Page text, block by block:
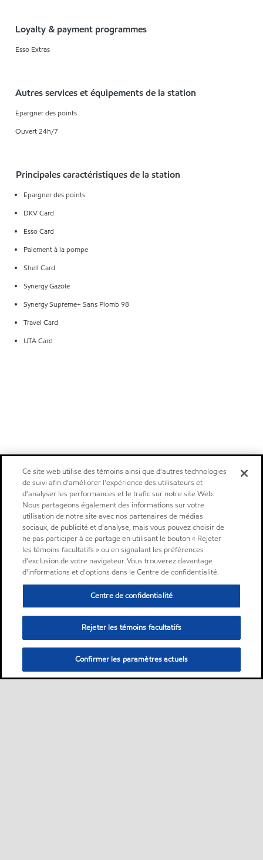
Loyalty & payment programmes
Esso Extras
Autres services et équipements de la station
Epargner des points
Ouvert 24h/7
Principales caractéristiques de la station
Epargner des points
DKV Card
Esso Card
Paiement à la pompe
Shell Card
Synergy Gazole
Synergy Supreme+ Sans Plomb 98
Travel Card
UTA Card
Ce site web utilise des témoins ainsi que d'autres technologies
de suivi afin d'améliorer l'expérience des utilisateurs et
d'analyser les performances et le trafic sur notre site Web.
Nous partageons également des informations sur votre
utilisation de notre site avec nos partenaires de médias
sociaux, de publicité et d'analyse, mais vous pouvez choisir de
ne pas participer à ce partage en utilisant le bouton « Rejeter
les témoins facultatifs » ou en signalant les préférences
d'exclusion de votre navigateur. Vous trouverez davantage
d'informations et d'options dans le Centre de confidentialité.
Centre de confidentialité
Rejeter les témoins facultatifs
Confirmer les paramètres actuels